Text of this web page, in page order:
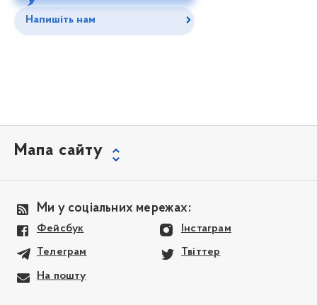
Напишіть нам
Мапа сайту
Ми у соціальних мережах:
Фейсбук Інстаграм
Телеграм Твіттер
На пошту